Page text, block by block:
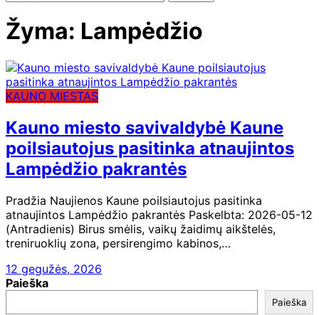
Žyma: Lampėdžio
KAUNO MIESTAS
Kauno miesto savivaldybė Kaune
poilsiautojus pasitinka atnaujintos
Lampėdžio pakrantės
Pradžia Naujienos Kaune poilsiautojus pasitinka
atnaujintos Lampėdžio pakrantės Paskelbta: 2026-05-12
(Antradienis) Birus smėlis, vaikų žaidimų aikštelės,
treniruoklių zona, persirengimo kabinos,…
12 gegužės, 2026
Paieška
Paieška